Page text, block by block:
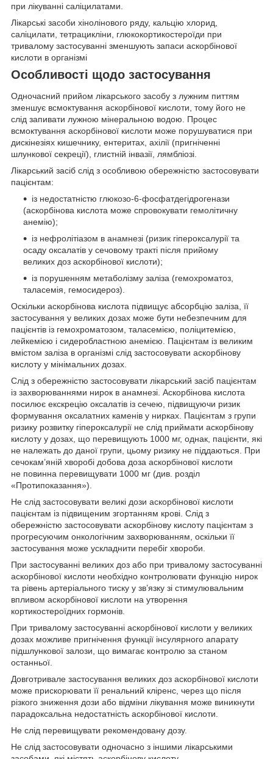
при лікуванні саліцилатами.
Лікарські засоби хінолінового ряду, кальцію хлорид,
саліцилати, тетрацикліни, глюкокортикостероїди при
тривалому застосуванні зменшують запаси аскорбінової
кислоти в організмі
Особливості щодо застосування
Одночасний прийом лікарського засобу з лужним питтям
зменшує всмоктування аскорбінової кислоти, тому його не
слід запивати лужною мінеральною водою. Процес
всмоктування аскорбінової кислоти може порушуватися при
дискінезіях кишечнику, ентеритах, ахілії (пригніченні
шлункової секреції), глистній інвазії, лямбліозі.
Лікарський засіб слід з особливою обережністю застосовувати
пацієнтам:
із недостатністю глюкозо-6-фосфатдегідрогенази
(аскорбінова кислота може спровокувати гемолітичну
анемію);
із нефролітіазом в анамнезі (ризик гіпероксалурії та
осаду оксалатів у сечовому тракті після прийому
великих доз аскорбінової кислоти);
із порушенням метаболізму заліза (гемохроматоз,
таласемія, гемосидероз).
Оскільки аскорбінова кислота підвищує абсорбцію заліза, її
застосування у великих дозах може бути небезпечним для
пацієнтів із гемохроматозом, таласемією, поліцитемією,
лейкемією і сидеробластною анемією. Пацієнтам із великим
вмістом заліза в організмі слід застосовувати аскорбінову
кислоту у мінімальних дозах.
Слід з обережністю застосовувати лікарський засіб пацієнтам
із захворюваннями нирок в анамнезі. Аскорбінова кислота
посилює екскрецію оксалатів із сечею, підвищуючи ризик
формування оксалатних каменів у нирках. Пацієнтам з групи
ризику розвитку гіпероксалурії не слід приймати аскорбінову
кислоту у дозах, що перевищують 1000 мг, однак, пацієнти, які
не належать до даної групи, цьому ризику не піддаються. При
сечокам’яній хворобі добова доза аскорбінової кислоти
не повинна перевищувати 1000 мг (див. розділ
«Протипоказання»).
Не слід застосовувати великі дози аскорбінової кислоти
пацієнтам із підвищеним згортанням крові. Слід з
обережністю застосовувати аскорбінову кислоту пацієнтам з
прогресуючим онкологічним захворюванням, оскільки її
застосування може ускладнити перебіг хвороби.
При застосуванні великих доз або при тривалому застосуванні
аскорбінової кислоти необхідно контролювати функцію нирок
та рівень артеріального тиску у зв’язку зі стимулювальним
впливом аскорбінової кислоти на утворення
кортикостероїдних гормонів.
При тривалому застосуванні аскорбінової кислоти у великих
дозах можливе пригнічення функції інсулярного апарату
підшлункової залози, що вимагає контролю за станом
останньої.
Довготривале застосування великих доз аскорбінової кислоти
може прискорювати її ренальний кліренс, через що після
різкого зниження дози або відміни лікування може виникнути
парадоксальна недостатність аскорбінової кислоти.
Не слід перевищувати рекомендовану дозу.
Не слід застосовувати одночасно з іншими лікарськими